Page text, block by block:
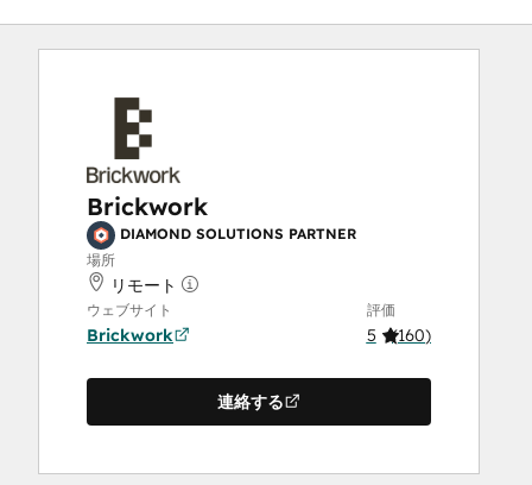
Brickwork
DIAMOND SOLUTIONS PARTNER
場所
リモート
ウェブサイト
Brickwork
評価
5 (160)
連絡する